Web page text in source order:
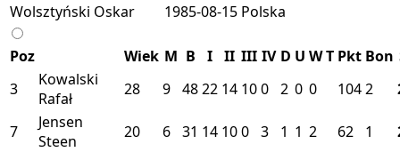
Wolsztyński Oskar
1985-08-15 Polska
Poz Wiek M B I II III IV D U WT Pkt Bon
3
Kowalski
Rafał
28 9 4822 14 100 2 0 0 1042
7
Jensen
Steen
20 6 31 14 100 3 1 1 2 62 1